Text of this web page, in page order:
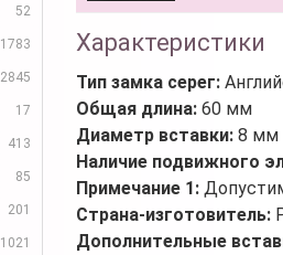
52
1783
2845
17
413
85
201
1021
Характеристики
Тип замка серег:
Общая длина: 60 мм
Диаметр вставки: 8 мм
Наличие подвижного
Примечание 1:
Страна-изготовитель:
Дополнительные